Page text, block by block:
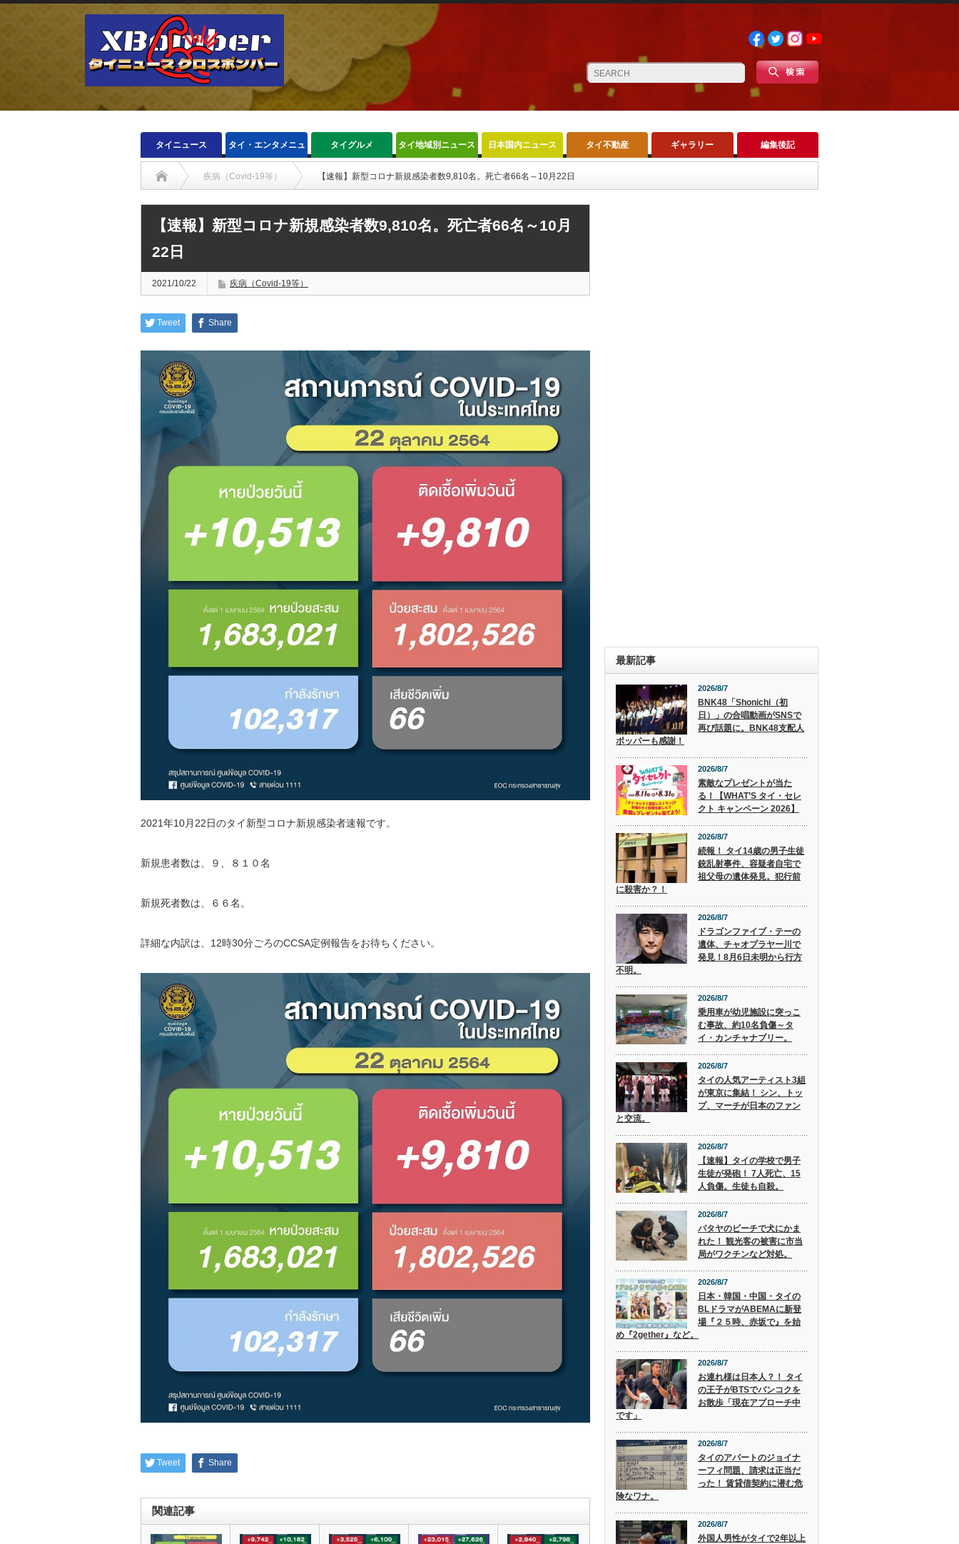
タイニュース タイ・エンタメニュ
ース
タイグルメ タイ地域別ニュース 日本国内ニュース タイ不動産 ギャラリー 編集後記
疾病（Covid-19等） 【速報】新型コロナ新規感染者数9,810名。死亡者66名～10月22日
【速報】新型コロナ新規感染者数9,810名。死亡者66名～10月
22日
2021/10/22 疾病（Covid-19等）
Tweet Share
2021年10月22日のタイ新型コロナ新規感染者速報です。
新規患者数は、９、８１０名
新規死者数は、６６名。
詳細な内訳は、12時30分ごろのCCSA定例報告をお待ちください。
Tweet Share
関連記事
最新記事
2026/8/7
BNK48「Shonichi（初
日）」の合唱動画がSNSで
再び話題に。BNK48支配人
ポッパーも感謝！
2026/8/7
素敵なプレゼントが当た
る！【WHAT’S タイ・セレ
クト キャンペーン 2026】
2026/8/7
続報！ タイ14歳の男子生徒
銃乱射事件、容疑者自宅で
祖父母の遺体発見。犯行前
に殺害か？！
2026/8/7
ドラゴンファイブ・テーの
遺体、チャオプラヤー川で
発見！8月6日未明から行方
不明。
2026/8/7
乗用車が幼児施設に突っこ
む事故、約10名負傷～タ
イ・カンチャナブリー。
2026/8/7
タイの人気アーティスト3組
が東京に集結！ シン、トッ
プ、マーチが日本のファン
と交流。
2026/8/7
【速報】タイの学校で男子
生徒が発砲！ 7人死亡、15
人負傷。生徒も自殺。
2026/8/7
パタヤのビーチで犬にかま
れた！ 観光客の被害に市当
局がワクチンなど対処。
2026/8/7
日本・韓国・中国・タイの
BLドラマがABEMAに新登
場『２５時、赤坂で』を始
め『2gether』など。
2026/8/7
お連れ様は日本人？！ タイ
の王子がBTSでバンコクを
お散歩「現在アプローチ中
です」
2026/8/7
タイのアパートのジョイナ
ーフィ問題、請求は正当だ
った！ 賃貸借契約に潜む危
険なワナ。
2026/8/7
外国人男性がタイで2年以上